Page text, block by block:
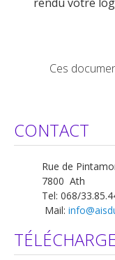
Ces
CONTACT
Rue de
7800 Ath
Tel: 068/
Mail: